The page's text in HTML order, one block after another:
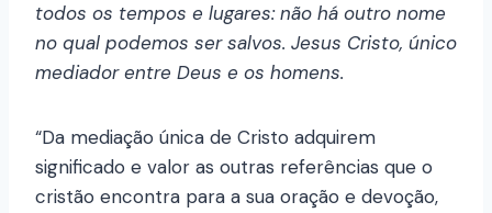
todos os tempos e lugares: não há outro nome
no qual podemos ser salvos. Jesus Cristo, único
mediador entre Deus e os homens.
“Da mediação única de Cristo adquirem
significado e valor as outras referências que o
cristão encontra para a sua oração e devoção,